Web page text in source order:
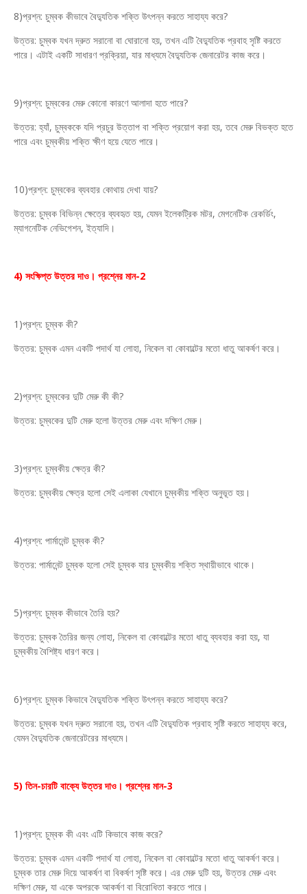
8)প্রশ্ন: চুম্বক কীভাবে বৈদ্যুতিক শক্তি উৎপন্ন করতে সাহায্য করে?
উত্তর: চুম্বক যখন দ্রুত সরানো বা ঘোরানো হয়, তখন এটি বৈদ্যুতিক প্রবাহ সৃষ্টি করতে
পারে। এটাই একটি সাধারণ প্রক্রিয়া, যার মাধ্যমে বৈদ্যুতিক জেনারেটর কাজ করে।
9)প্রশ্ন: চুম্বকের মেরু কোনো কারণে আলাদা হতে পারে?
উত্তর: হ্যাঁ, চুম্বককে যদি প্রচুর উত্তাপ বা শক্তি প্রয়োগ করা হয়, তবে মেরু বিভক্ত হতে
পারে এবং চুম্বকীয় শক্তি ক্ষীণ হয়ে যেতে পারে।
10)প্রশ্ন: চুম্বকের ব্যবহার কোথায় দেখা যায়?
উত্তর: চুম্বক বিভিন্ন ক্ষেত্রে ব্যবহৃত হয়, যেমন ইলেকট্রিক মটর, মেগনেটিক রেকর্ডিং,
ম্যাগনেটিক নেভিগেশন, ইত্যাদি।
4) সংক্ষিপ্ত উত্তর দাও। প্রশ্নের মান-2
1)প্রশ্ন: চুম্বক কী?
উত্তর: চুম্বক এমন একটি পদার্থ যা লোহা, নিকেল বা কোবাল্টের মতো ধাতু আকর্ষণ করে।
2)প্রশ্ন: চুম্বকের দুটি মেরু কী কী?
উত্তর: চুম্বকের দুটি মেরু হলো উত্তর মেরু এবং দক্ষিণ মেরু।
3)প্রশ্ন: চুম্বকীয় ক্ষেত্র কী?
উত্তর: চুম্বকীয় ক্ষেত্র হলো সেই এলাকা যেখানে চুম্বকীয় শক্তি অনুভূত হয়।
4)প্রশ্ন: পার্মানেন্ট চুম্বক কী?
উত্তর: পার্মানেন্ট চুম্বক হলো সেই চুম্বক যার চুম্বকীয় শক্তি স্থায়ীভাবে থাকে।
5)প্রশ্ন: চুম্বক কীভাবে তৈরি হয়?
উত্তর: চুম্বক তৈরির জন্য লোহা, নিকেল বা কোবাল্টের মতো ধাতু ব্যবহার করা হয়, যা
চুম্বকীয় বৈশিষ্ট্য ধারণ করে।
6)প্রশ্ন: চুম্বক কিভাবে বৈদ্যুতিক শক্তি উৎপন্ন করতে সাহায্য করে?
উত্তর: চুম্বক যখন দ্রুত সরানো হয়, তখন এটি বৈদ্যুতিক প্রবাহ সৃষ্টি করতে সাহায্য করে,
যেমন বৈদ্যুতিক জেনারেটরের মাধ্যমে।
5) তিন-চারটি বাক্যে উত্তর দাও। প্রশ্নের মান-3
1)প্রশ্ন: চুম্বক কী এবং এটি কিভাবে কাজ করে?
উত্তর: চুম্বক এমন একটি পদার্থ যা লোহা, নিকেল বা কোবাল্টের মতো ধাতু আকর্ষণ করে।
চুম্বক তার মেরু দিয়ে আকর্ষণ বা বিকর্ষণ সৃষ্টি করে। এর মেরু দুটি হয়, উত্তর মেরু এবং
দক্ষিণ মেরু, যা একে অপরকে আকর্ষণ বা বিরোধিতা করতে পারে।